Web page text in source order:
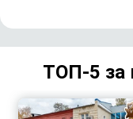
ТОП-5 за